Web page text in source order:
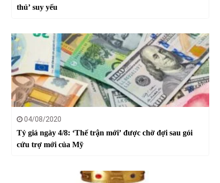
thủ’ suy yếu
04/08/2020
Tỷ giá ngày 4/8: ‘Thế trận mới’ được chờ đợi sau gói
cứu trợ mới của Mỹ